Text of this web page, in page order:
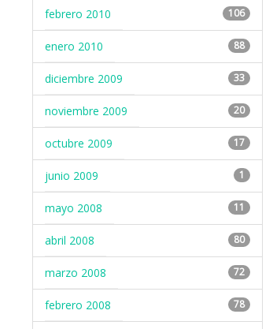
febrero 2010 106
enero 2010 88
diciembre 2009 33
noviembre 2009 20
octubre 2009 17
junio 2009 1
mayo 2008 11
abril 2008 80
marzo 2008 72
febrero 2008 78